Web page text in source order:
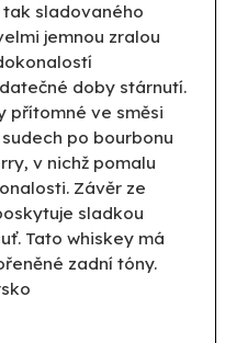
sladovaného
jemnou zralou
doby stárnutí.
přítomné ve směsi
po bourbonu
v nichž pomalu
Závěr ze
sladkou
Tato whiskey má
zadní tóny.